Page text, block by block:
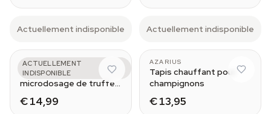
Actuellement indisponible Actuellement indisponible
ACTUELLEMENT
INDISPONIBLE
AZARIUS
Spiritual - Pack de
microdosage de truffes
€ 14,99
AZARIUS
Tapis chauffant pour
champignons
€ 13,95